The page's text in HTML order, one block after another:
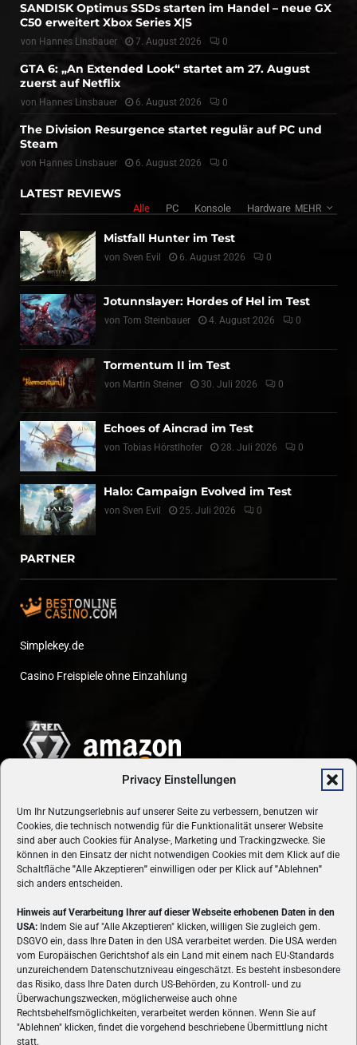
Privacy Einstellungen
Um Ihr Nutzungserlebnis auf unserer Seite zu verbessern, benutzen wir
Cookies, die technisch notwendig für die Funktionalität unserer Website
sind aber auch Cookies für Analyse-, Marketing und Trackingzwecke. Sie
können in den Einsatz der nicht notwendigen Cookies mit dem Klick auf die
Schaltfläche "Alle Akzeptieren" einwilligen oder per Klick auf"Ablehnen"
sich anders entscheiden.
Hinweis auf Verarbeitung Ihrer auf dieser Webseite erhobenen Daten in den
USA: Indem Sie auf "Alle Akzeptieren" klicken, willigen Sie zugleich gem.
DSGVO ein, dass Ihre Daten in den USA verarbeitet werden. Die USA werden
vom Europäischen Gerichtshof als ein Land mit einem nach EU-Standards
unzureichendem Datenschutzniveau eingeschätzt. Es besteht insbesondere
das Risiko, dass Ihre Daten durch US-Behörden, zu Kontroll- und zu
Überwachungszwecken, möglicherweise auch ohne
Rechtsbehelfsmöglichkeiten, verarbeitet werden können. Wenn Sie auf
"Ablehnen" klicken, findet die vorgehend beschriebene Übermittlung nicht
statt.
SANDISK Optimus SSDs starten im Handel – neue GX
C50 erweitert Xbox Series X|S
von Hannes Linsbauer 7. August 2026 0
GTA 6: „An Extended Look“ startet am 27. August
zuerst auf Netflix
von Hannes Linsbauer 6. August 2026 0
The Division Resurgence startet regulär auf PC und
Steam
von Hannes Linsbauer 6. August 2026 0
LATEST REVIEWS
Alle PC Konsole Hardware MEHR
Mistfall Hunter im Test
von Sven Evil 6. August 2026 0
Jotunnslayer: Hordes of Hel im Test
von Tom Steinbauer 4. August 2026 0
Tormentum II im Test
von Martin Steiner 30. Juli 2026 0
Echoes of Aincrad im Test
von Tobias Hörstlhofer 28. Juli 2026 0
Halo: Campaign Evolved im Test
von Sven Evil 25. Juli 2026 0
PARTNER
Simplekey.de
Casino Freispiele ohne Einzahlung
ÜBER UNS
VON GAMERN, FÜR GAMER! Gamers.at ist das älteste Online-
Spielemagazin Österreichs und bringt täglich aktuelle News,
Reviews und Videos zu PC- und Konsolenspielen, Gaming-
Hardware und aus der Welt des e-Sport's.